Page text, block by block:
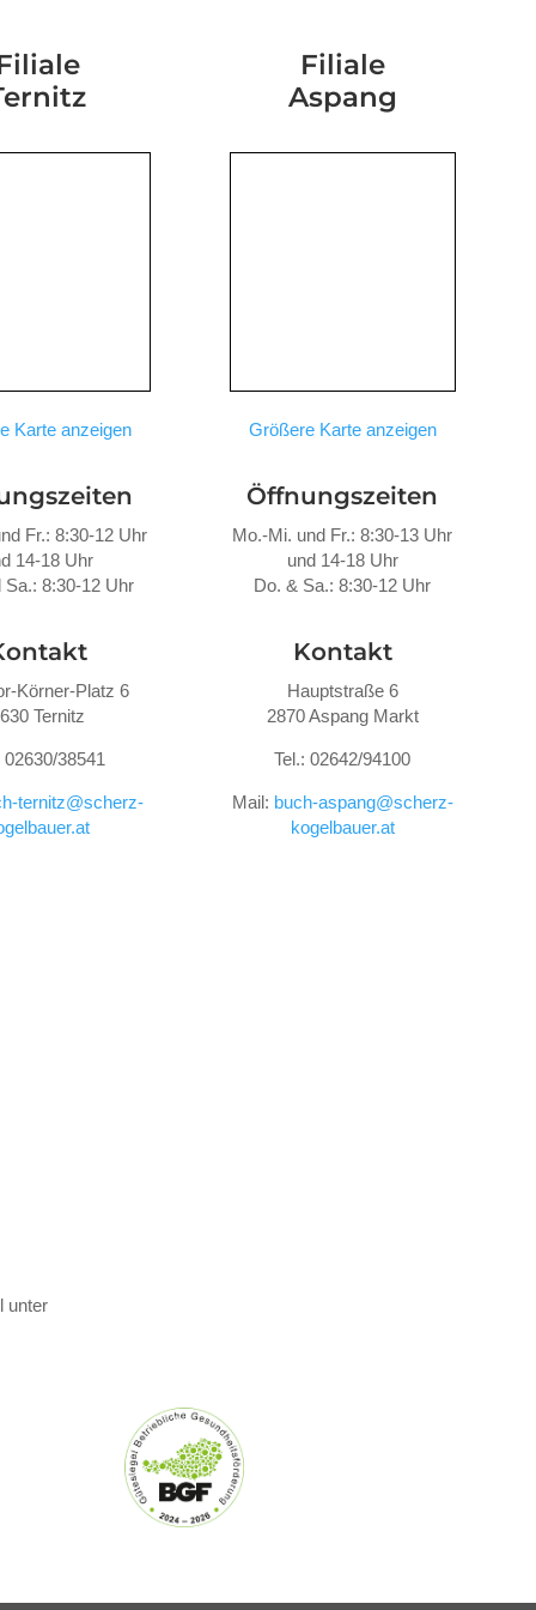
Karte anzeigen
Fr.: 8:30-12 Uhr
14-18 Uhr
Sa.: 8:30-12 Uhr
Körner-Platz 6
Ternitz
02630/38541
ternitz@scherz-
Filiale
Aspang
Größere Karte anzeigen
Öffnungszeiten
Mo.-Mi. und Fr.: 8:30-13 Uhr
und 14-18 Uhr
Do. & Sa.: 8:30-12 Uhr
Kontakt
Hauptstraße 6
2870 Aspang Markt
Tel.: 02642/94100
Mail: buch-aspang@scherz-
kogelbauer.at
unter